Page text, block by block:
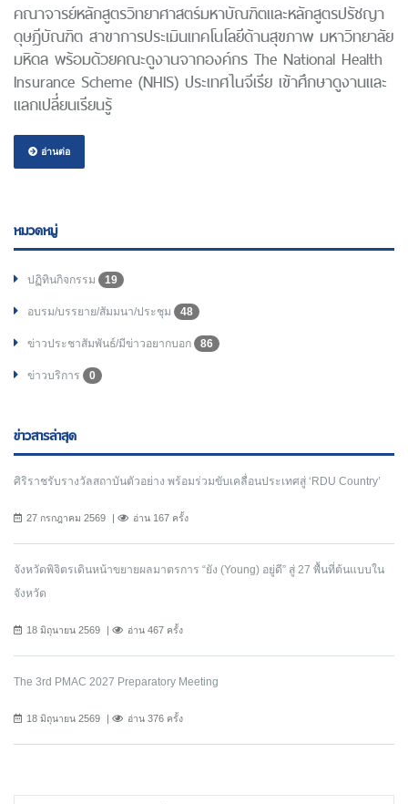
คณาจารย์หลักสูตรวิทยาศาสตร์มหาบัณฑิตและหลักสูตรปรัชญา
ดุษฎีบัณฑิต สาขาการประเมินเทคโนโลยีด้านสุขภาพ มหาวิทยาลัย
มหิดล พร้อมด้วยคณะดูงานจากองค์กร The National Health
Insurance Scheme (NHIS) ประเทศไนจีเรีย เข้าศึกษาดูงานและ
แลกเปลี่ยนเรียนรู้
อ่านต่อ
หมวดหมู่
ปฏิทินกิจกรรม 19
อบรม/บรรยาย/สัมมนา/ประชุม 48
ข่าวประชาสัมพันธ์/มีข่าวอยากบอก 86
ข่าวบริการ 0
ข่าวสารล่าสุด
ศิริราชรับรางวัลสถาบันตัวอย่าง พร้อมร่วมขับเคลื่อนประเทศสู่ ‘RDU Country’
27 กรกฎาคม 2569 อ่าน 167 ครั้ง
จังหวัดพิจิตรเดินหน้าขยายผลมาตรการ “ยัง (Young) อยู่ดี” สู่ 27 พื้นที่ต้นแบบใน
จังหวัด
18 มิถุนายน 2569 อ่าน 467 ครั้ง
The 3rd PMAC 2027 Preparatory Meeting
18 มิถุนายน 2569 อ่าน 376 ครั้ง